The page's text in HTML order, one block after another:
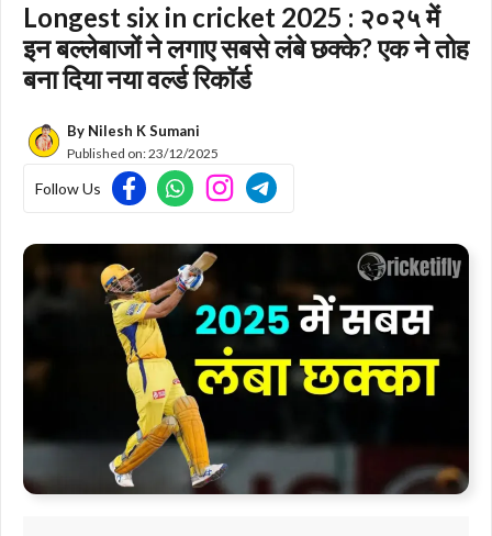
Longest six in cricket 2025 : २०२५ में
इन बल्लेबाजों ने लगाए सबसे लंबे छक्के? एक ने तोह
बना दिया नया वर्ल्ड रिकॉर्ड
By Nilesh K Sumani
Published on:23/12/2025
Follow Us